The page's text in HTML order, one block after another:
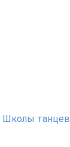
Школы танцев